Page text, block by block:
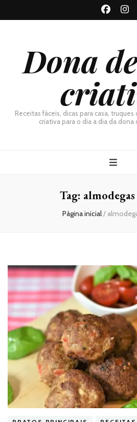
Dona
Receitas fáceis, dicas para casa,
criativa para o dia a dia da dona
Tag:
Página inicial/